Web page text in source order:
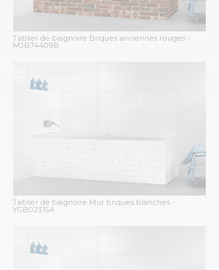
Tablier de baignoire Briques anciennes rouges -
MJB74409B
Tablier de baignoire Mur briques blanches -
YGB02315A